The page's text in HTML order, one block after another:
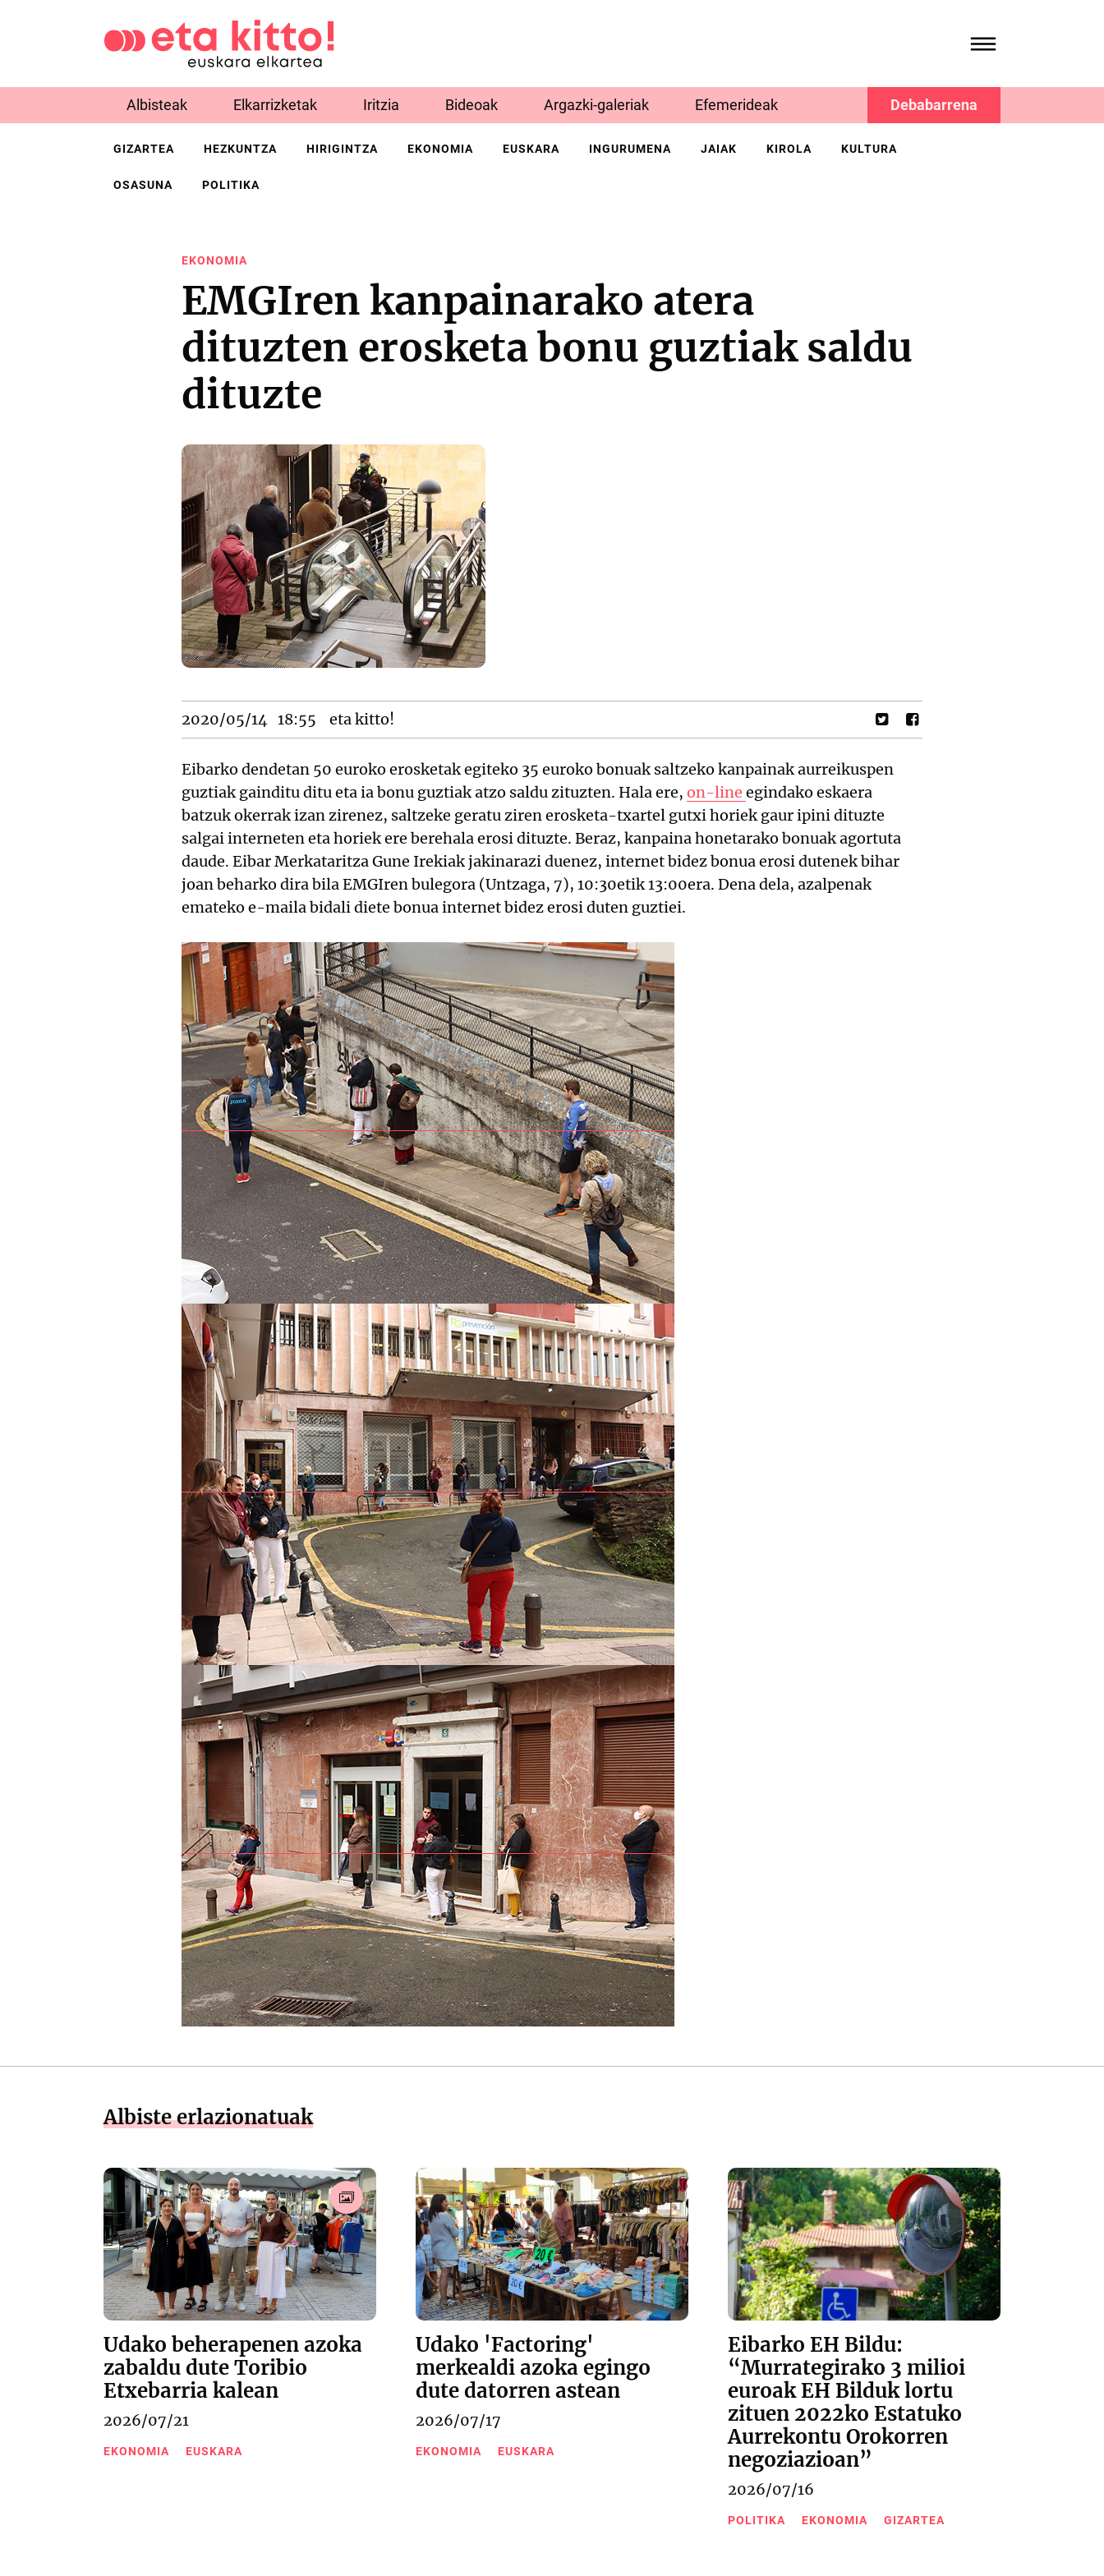
Albisteak Elkarrizketak Iritzia Bideoak Argazki-galeriak Efemerideak Debabarrena
GIZARTEA HEZKUNTZA HIRIGINTZA EKONOMIA EUSKARA INGURUMENA JAIAK KIROLA KULTURA
OSASUNA POLITIKA
EKONOMIA
EMGIren kanpainarako atera
dituzten erosketa bonu guztiak saldu
dituzte
2020/05/14 18:55 eta kitto!
Eibarko dendetan 50 euroko erosketak egiteko 35 euroko bonuak saltzeko kanpainak aurreikuspen
guztiak gainditu ditu eta ia bonu guztiak atzo saldu zituzten. Hala ere, on-line egindako eskaera
batzuk okerrak izan zirenez, saltzeke geratu ziren erosketa-txartel gutxi horiek gaur ipini dituzte
salgai interneten eta horiek ere berehala erosi dituzte. Beraz, kanpaina honetarako bonuak agortuta
daude. Eibar Merkataritza Gune Irekiak jakinarazi duenez, internet bidez bonua erosi dutenek bihar
joan beharko dira bila EMGIren bulegora (Untzaga, 7), 10:30etik 13:00era. Dena dela, azalpenak
emateko e-maila bidali diete bonua internet bidez erosi duten guztiei.
Albiste erlazionatuak
Udako beherapenen azoka
zabaldu dute Toribio
Etxebarria kalean
2026/07/21
EKONOMIA EUSKARA
Udako 'Factoring'
merkealdi azoka egingo
dute datorren astean
2026/07/17
EKONOMIA EUSKARA
Eibarko EH Bildu:
“Murrategirako 3 milioi
euroak EH Bilduk lortu
zituen 2022ko Estatuko
Aurrekontu Orokorren
negoziazioan”
2026/07/16
POLITIKA EKONOMIA GIZARTEA